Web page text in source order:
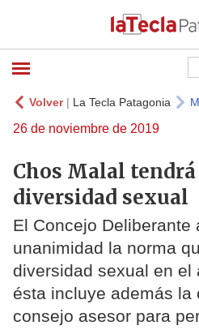
Volver| La Tecla Patagonia
26 de noviembre de 2019
Chos Malal tendrá
diversidad sexual
El Concejo Deliberante
unanimidad la norma
diversidad sexual en el
ésta incluye además la
consejo asesor para